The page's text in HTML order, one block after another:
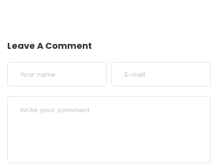
Leave A Comment